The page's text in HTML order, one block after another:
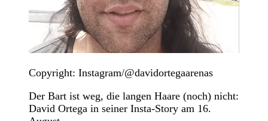
Copyright: Instagram/@davidortegaarenas
Der Bart ist weg, die langen Haare (noch) nicht:
David Ortega in seiner Insta-Story am 16.